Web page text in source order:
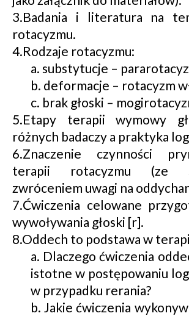
3.Badania i literatura na
rotacyzmu.
4.Rodzaje rotacyzmu:
a. substytucje –
b. deformacje – rotacyzm
c. brak głoski –
5.Etapy terapii wymowy
różnych badaczy a praktyka
6.Znaczenie czynności
terapii rotacyzmu (ze
zwróceniem uwagi na
7.Ćwiczenia celowane
wywoływania głoski [r].
8.Oddech to podstawa w
a. Dlaczego ćwiczenia
istotne w postępowaniu
w przypadku rerania?
b. Jakie ćwiczenia